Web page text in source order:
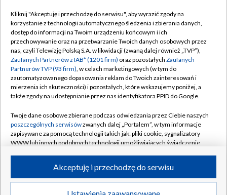
TVP
Abonament TVP
Emisja w TVP
Centrum informacji TVP
Naziemna Telewizja Cyfrowa
Rada Programowa
System NOS
Informacje o nadawcy
Program dla prasy
Regulamin TVP
Polityka prywatności
Moje zgody
Pomoc
Kontakt
Kanały
©2026 Telewizja Polska S.A. w likwidacji
Kliknij "Akceptuję i przechodzę do serwisu", aby wyrazić zgody na
korzystanie z technologii automatycznego śledzenia i zbierania danych,
dostęp do informacji na Twoim urządzeniu końcowym i ich
przechowywanie oraz na przetwarzanie Twoich danych osobowych przez
nas, czyli Telewizję Polską S.A. w likwidacji (zwaną dalej również „TVP”),
Zaufanych Partnerów z IAB* (1201 firm) oraz pozostałych Zaufanych
Partnerów TVP (93 firm), w celach marketingowych (w tym do
zautomatyzowanego dopasowania reklam do Twoich zainteresowań i
mierzenia ich skuteczności) i pozostałych, które wskazujemy poniżej, a
także zgody na udostępnianie przez nas identyfikatora PPID do Google.
Twoje dane osobowe zbierane podczas odwiedzania przez Ciebie naszych
poszczególnych serwisówzwanych dalej „Portalem”, w tym informacje
zapisywane za pomocą technologii takich jak: pliki cookie, sygnalizatory
WWW lub innych podobnych technologii umożliwiających świadczenie
ruchu w Internecie.
Twoje dane osobowe zbierane podczas odwiedzania przez Ciebie
Akceptuję i przechodzę do serwisu